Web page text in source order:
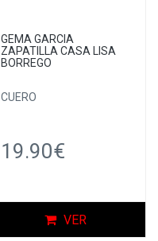
GEMA GARCIA
ZAPATILLA CASA LISA
BORREGO
CUERO
19.90€
VER